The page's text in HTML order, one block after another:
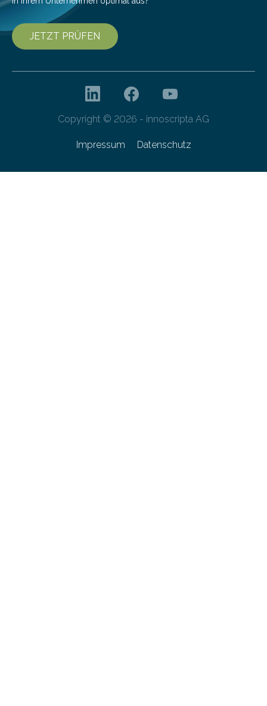
JETZT PRÜFEN
Copyright © 2026 - innoscripta AG
Impressum Datenschutz